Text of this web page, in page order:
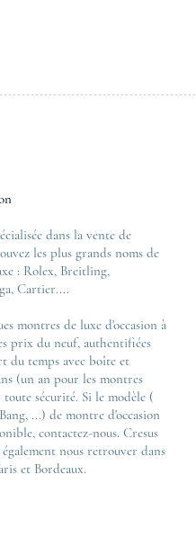
dans la vente de
les plus grands noms de
: Rolex, Breitling,
, Cartier....
montres de luxe d'occasion à
prix du neuf, authentifiées
du temps avec boîte et
(un an pour les montres
sécurité. Si le modèle (
, ...) de montre d'occasion
contactez-nous. Cresus
nous retrouver dans
et Bordeaux.